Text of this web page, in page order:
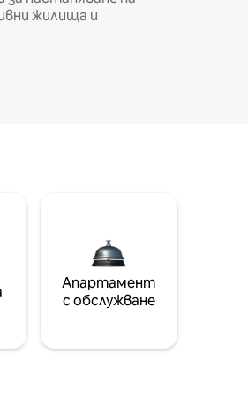
жилища и
Апартамент
с обслужване